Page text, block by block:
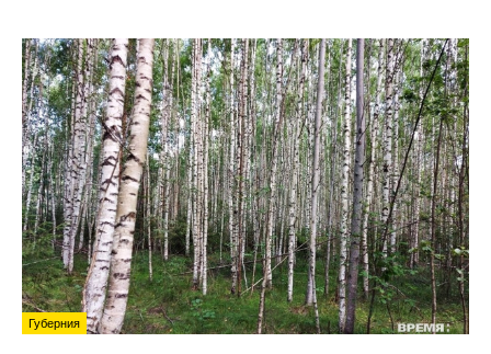
Губерния